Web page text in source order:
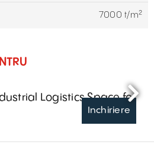
7000 t/m²
Inchiriere
Logistics Space for